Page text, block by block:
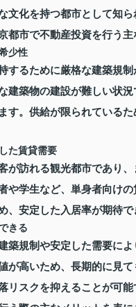
文化を持つ都市として知
都市で不動産投資を行う主
少性
するために厳格な建築規
建築物の建設が難しい状
す。供給が限られている
た賃貸需要
が訪れる観光都市であり
や学生など、単身者向け
、安定した入居率が期待で
きる
築規制や安定した需要に
が高いため、長期的に見
リスクを抑えることが可能